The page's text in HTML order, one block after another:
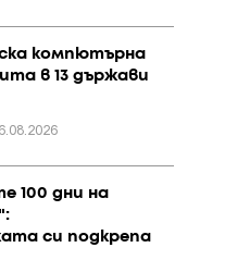
компютърна
в 13 държави
100 дни на
си подкрепа